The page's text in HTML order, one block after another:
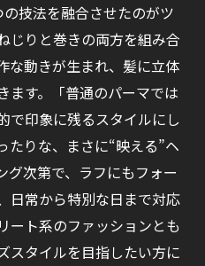
技法を融合させたのがツ
じりと巻きの両方を組み合
な動きが生まれ、髪に立体
ます。「普通のパーマでは
で印象に残るスタイルにし
たりな、まさに“映える”ヘ
グ次第で、ラフにもフォー
日常から特別な日まで対応
ート系のファッションとも
スタイルを目指したい方に